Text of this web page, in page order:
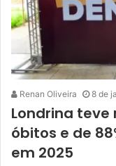
Renan Oliveira 8 de
Londrina teve
óbitos e de
em 2025